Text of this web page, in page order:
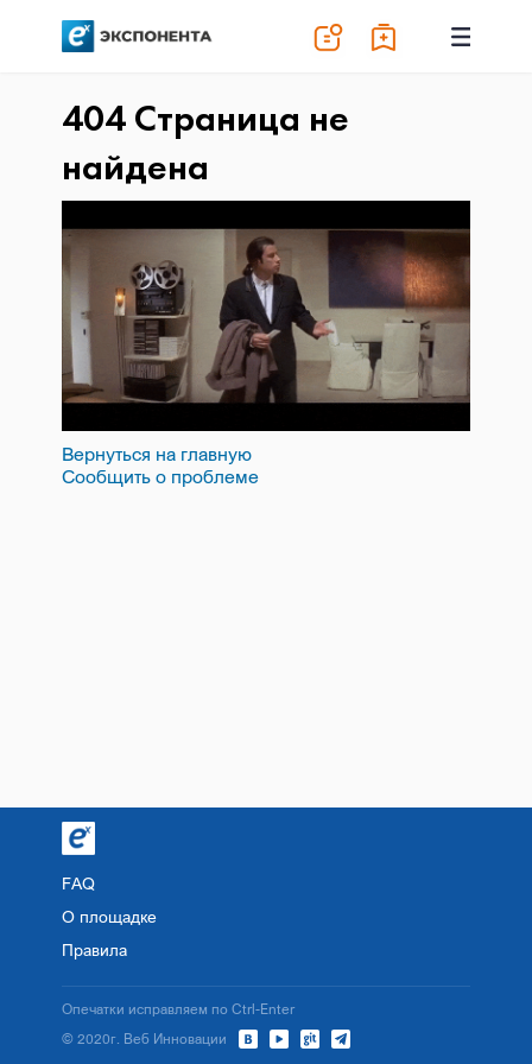
404 Страница не
найдена
Вернуться на главную
Сообщить о проблеме
FAQ
О площадке
Правила
© 2020г. Веб Инновации
Опечатки исправляем по Ctrl-Enter